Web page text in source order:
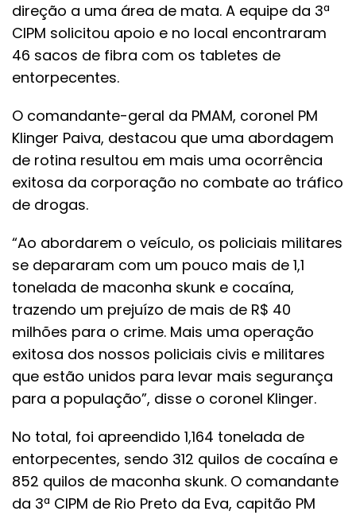
direção a uma área de mata. A equipe da 3ª
CIPM solicitou apoio e no local encontraram
46 sacos de fibra com os tabletes de
entorpecentes.
O comandante-geral da PMAM, coronel PM
Klinger Paiva, destacou que uma abordagem
de rotina resultou em mais uma ocorrência
exitosa da corporação no combate ao tráfico
de drogas.
“Ao abordarem o veículo, os policiais militares
se depararam com um pouco mais de 1,1
tonelada de maconha skunk e cocaína,
trazendo um prejuízo de mais de R$ 40
milhões para o crime. Mais uma operação
exitosa dos nossos policiais civis e militares
que estão unidos para levar mais segurança
para a população”, disse o coronel Klinger.
No total, foi apreendido 1,164 tonelada de
entorpecentes, sendo 312 quilos de cocaína e
852 quilos de maconha skunk. O comandante
da 3ª CIPM de Rio Preto da Eva, capitão PM